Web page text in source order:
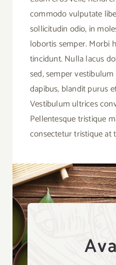
commodo vulputate
sollicitudin odio, in
lobortis semper. Morbi
tincidunt. Nulla lacus
sed, semper
dapibus, blandit purus
Vestibulum ultrices
Pellentesque tristique
consectetur tristique at